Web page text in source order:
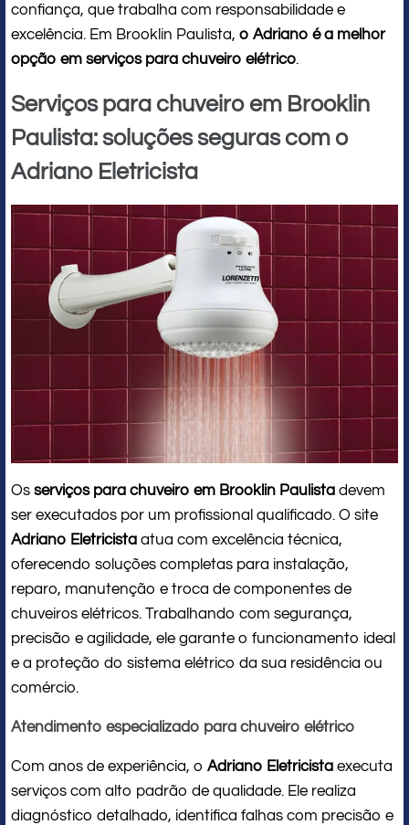
confiança, que trabalha com responsabilidade e
excelência. Em Brooklin Paulista, o Adriano é a melhor
opção em serviços para chuveiro elétrico.
Serviços para chuveiro em Brooklin
Paulista: soluções seguras com o
Adriano Eletricista
Os serviços para chuveiro em Brooklin Paulista devem
ser executados por um profissional qualificado. O site
Adriano Eletricista atua com excelência técnica,
oferecendo soluções completas para instalação,
reparo, manutenção e troca de componentes de
chuveiros elétricos. Trabalhando com segurança,
precisão e agilidade, ele garante o funcionamento ideal
e a proteção do sistema elétrico da sua residência ou
comércio.
Atendimento especializado para chuveiro elétrico
Com anos de experiência, o Adriano Eletricista executa
serviços com alto padrão de qualidade. Ele realiza
diagnóstico detalhado, identifica falhas com precisão e